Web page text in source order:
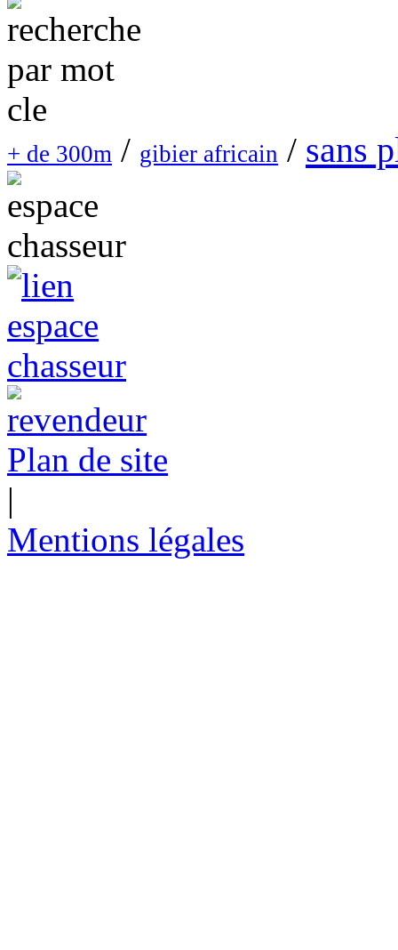
+ de 300m / gibier africain / sans
Plan de site
|
Mentions légales